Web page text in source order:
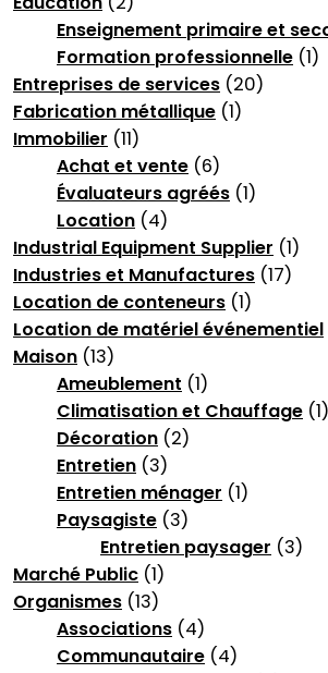
Enseignement primaire et
Formation professionnelle (1)
Entreprises de services (20)
Fabrication métallique (1)
Immobilier (11)
Achat et vente (6)
Évaluateurs agréés (1)
Location (4)
Industrial Equipment Supplier (1)
Industries et Manufactures (17)
Location de conteneurs (1)
Location de matériel événementiel
Maison (13)
Ameublement (1)
Climatisation et Chauffage (1)
Décoration (2)
Entretien (3)
Entretien ménager (1)
Paysagiste (3)
Entretien paysager (3)
Marché Public (1)
Organismes (13)
Associations (4)
Communautaire (4)